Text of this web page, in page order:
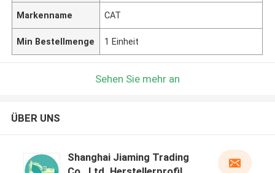
Markenname CAT
Min Bestellmenge 1 Einheit
Sehen Sie mehr an
ÜBER UNS
Shanghai Jiaming Trading